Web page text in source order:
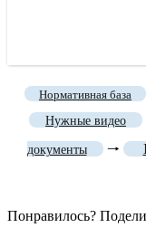
Нормативная база
Нужные видео
документы 🠒
Понравилось?